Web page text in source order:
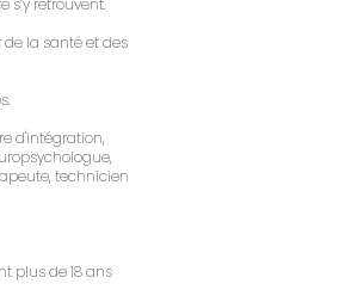
retrouvent.
la santé et des
d'intégration,
technicien
plus de 18 ans